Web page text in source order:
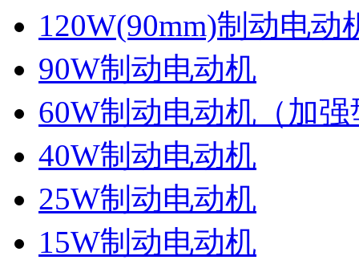
120W(90mm)制动电动
90W制动电动机
60W制动电动机（加强
40W制动电动机
25W制动电动机
15W制动电动机